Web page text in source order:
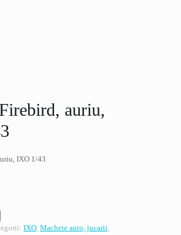
auriu,
IXO 1/43
IXO, Machete auto, jucarii,